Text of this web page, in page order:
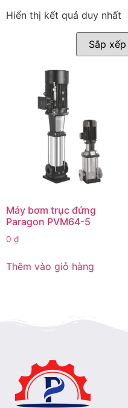
Hiển thị kết quả duy nhất
Máy bơm trục đứng
Paragon PVM64-5
0 ₫
Thêm vào giỏ hàng